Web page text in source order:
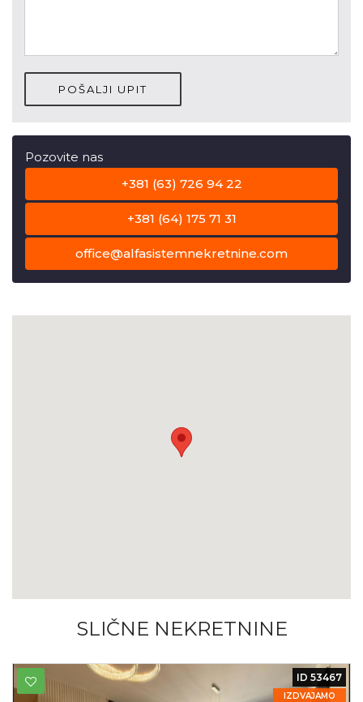
POŠALJI UPIT
Pozovite nas
+381 (63) 726 94 22
+381 (64) 175 71 31
office@alfasistemnekretnine.com
SLIČNE NEKRETNINE
ID 53467
IZDVAJAMO